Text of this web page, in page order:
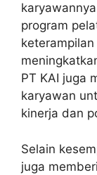
program
PT KAI juga
karyawan
kinerja dan
Selain
juga